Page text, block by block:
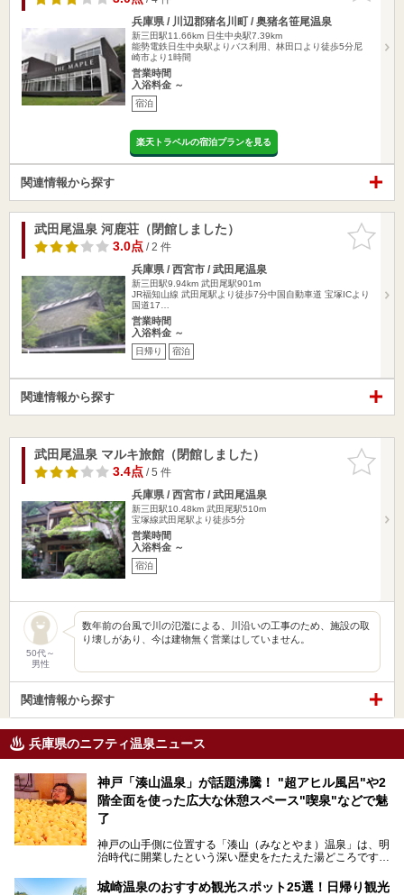
兵庫県 / 川辺郡猪名川町 / 奥猪名笹尾温泉
新三田駅11.66km 日生中央駅7.39km
能勢電鉄日生中央駅よりバス利用、林田口より徒歩5分尼
崎市より1時間
営業時間
入浴料金 ～
宿泊
楽天トラベルの宿泊プランを見る
関連情報から探す
お気に入
りに追加
武田尾温泉 河鹿荘（閉館しました）
3.0点/ 2 件
兵庫県 / 西宮市 / 武田尾温泉
新三田駅9.94km 武田尾駅901m
JR福知山線 武田尾駅より徒歩7分中国自動車道 宝塚ICより
国道17…
営業時間
入浴料金 ～
日帰り 宿泊
関連情報から探す
お気に入
りに追加
武田尾温泉 マルキ旅館（閉館しました）
3.4点/ 5 件
兵庫県 / 西宮市 / 武田尾温泉
新三田駅10.48km 武田尾駅510m
宝塚線武田尾駅より徒歩5分
営業時間
入浴料金 ～
宿泊
50代～
男性
数年前の台風で川の氾濫による、川沿いの工事のため、施設の取
り壊しがあり、今は建物無く営業はしていません。
関連情報から探す
兵庫県のニフティ温泉ニュース
神戸「湊山温泉」が話題沸騰！ "超アヒル風呂"や2
階全面を使った広大な休憩スペース"喫泉"などで魅
了
神戸の山手側に位置する「湊山（みなとやま）温泉」は、明
治時代に開業したという深い歴史をたたえた湯どころです。
っぱいに浮かぶアヒルちゃん。さらに、ゆったりくつろげて
城崎温泉のおすすめ観光スポット25選！日帰り観光